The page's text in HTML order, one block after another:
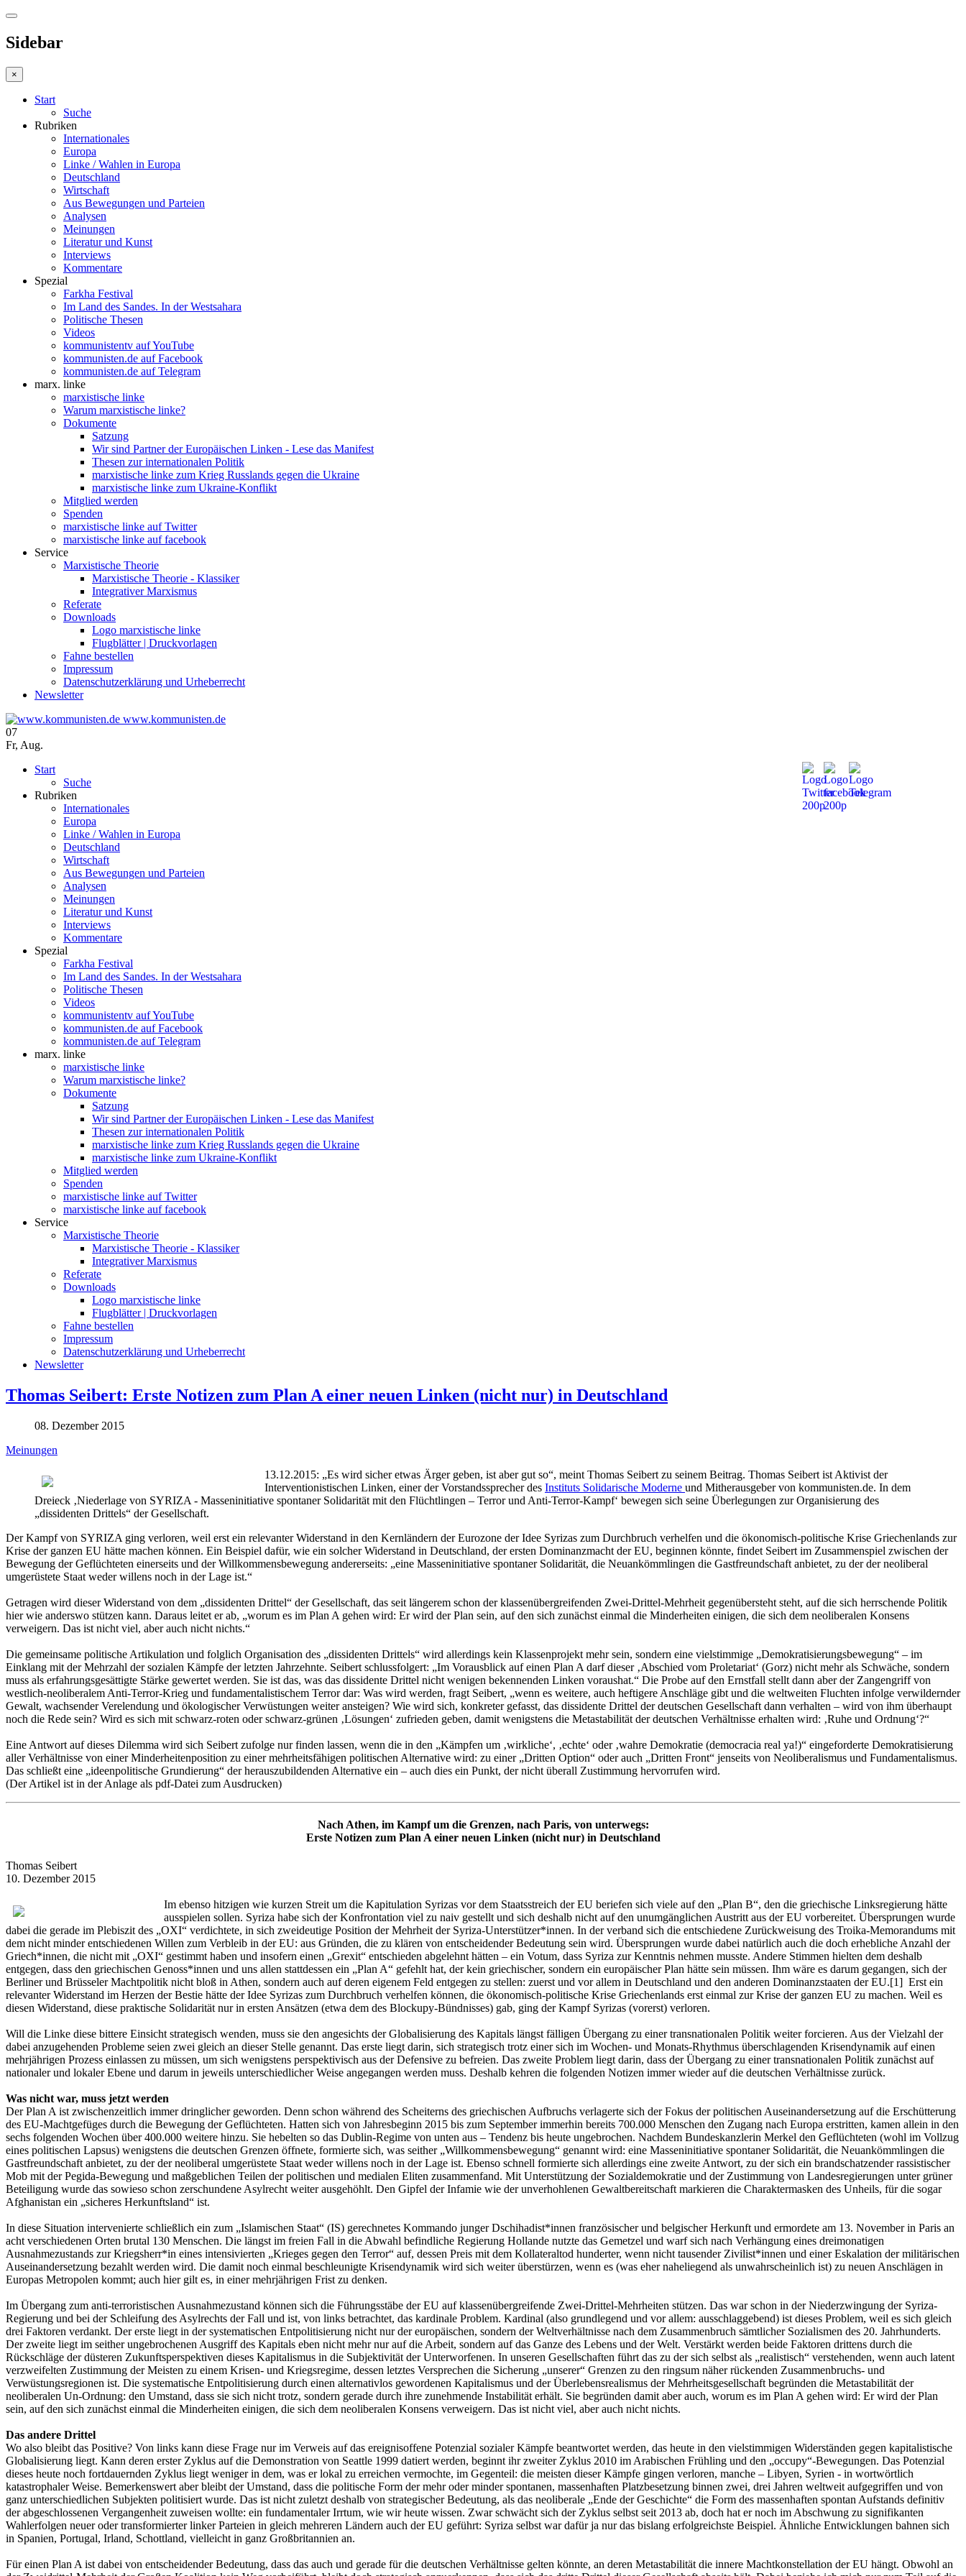
Sidebar
×
Start
Suche
Rubriken
Internationales
Europa
Linke / Wahlen in Europa
Deutschland
Wirtschaft
Aus Bewegungen und Parteien
Analysen
Meinungen
Literatur und Kunst
Interviews
Kommentare
Spezial
Farkha Festival
Im Land des Sandes. In der Westsahara
Politische Thesen
Videos
kommunistentv auf YouTube
kommunisten.de auf Facebook
kommunisten.de auf Telegram
marx. linke
marxistische linke
Warum marxistische linke?
Dokumente
Satzung
Wir sind Partner der Europäischen Linken - Lese das Manifest
Thesen zur internationalen Politik
marxistische linke zum Krieg Russlands gegen die Ukraine
marxistische linke zum Ukraine-Konflikt
Mitglied werden
Spenden
marxistische linke auf Twitter
marxistische linke auf facebook
Service
Marxistische Theorie
Marxistische Theorie - Klassiker
Integrativer Marxismus
Referate
Downloads
Logo marxistische linke
Flugblätter | Druckvorlagen
Fahne bestellen
Impressum
Datenschutzerklärung und Urheberrecht
Newsletter
www.kommunisten.de
07
Fr, Aug.
Start
Suche
Rubriken
Internationales
Europa
Linke / Wahlen in Europa
Deutschland
Wirtschaft
Aus Bewegungen und Parteien
Analysen
Meinungen
Literatur und Kunst
Interviews
Kommentare
Spezial
Farkha Festival
Im Land des Sandes. In der Westsahara
Politische Thesen
Videos
kommunistentv auf YouTube
kommunisten.de auf Facebook
kommunisten.de auf Telegram
marx. linke
marxistische linke
Warum marxistische linke?
Dokumente
Satzung
Wir sind Partner der Europäischen Linken - Lese das Manifest
Thesen zur internationalen Politik
marxistische linke zum Krieg Russlands gegen die Ukraine
marxistische linke zum Ukraine-Konflikt
Mitglied werden
Spenden
marxistische linke auf Twitter
marxistische linke auf facebook
Service
Marxistische Theorie
Marxistische Theorie - Klassiker
Integrativer Marxismus
Referate
Downloads
Logo marxistische linke
Flugblätter | Druckvorlagen
Fahne bestellen
Impressum
Datenschutzerklärung und Urheberrecht
Newsletter
Thomas Seibert: Erste Notizen zum Plan A einer neuen Linken (nicht nur) in Deutschland
08. Dezember 2015
Meinungen
13.12.2015: „Es wird sicher etwas Ärger geben, ist aber gut so“, meint Thomas Seibert zu seinem Beitrag. Thomas Seibert ist Aktivist der
Interventionistischen Linken, einer der Vorstandssprecher des Instituts Solidarische Moderne und Mitherausgeber von kommunisten.de. In dem
Dreieck ‚Niederlage von SYRIZA - Masseninitiative spontaner Solidarität mit den Flüchtlingen – Terror und Anti-Terror-Kampf‘ bewegen sich seine Überlegungen zur Organisierung des
„dissidenten Drittels“ der Gesellschaft.
Der Kampf von SYRIZA ging verloren, weil erst ein relevanter Widerstand in den Kernländern der Eurozone der Idee Syrizas zum Durchbruch verhelfen und die ökonomisch-politische Krise Griechenlands zur
Krise der ganzen EU hätte machen können. Ein Beispiel dafür, wie ein solcher Widerstand in Deutschland, der ersten Dominanzmacht der EU, beginnen könnte, findet Seibert im Zusammenspiel zwischen der
Bewegung der Geflüchteten einerseits und der Willkommensbewegung andererseits: „eine Masseninitiative spontaner Solidarität, die Neuankömmlingen die Gastfreundschaft anbietet, zu der der neoliberal
umgerüstete Staat weder willens noch in der Lage ist.“
Getragen wird dieser Widerstand von dem „dissidenten Drittel“ der Gesellschaft, das seit längerem schon der klassenübergreifenden Zwei-Drittel-Mehrheit gegenübersteht steht, auf die sich herrschende Politik
hier wie anderswo stützen kann. Daraus leitet er ab, „worum es im Plan A gehen wird: Er wird der Plan sein, auf den sich zunächst einmal die Minderheiten einigen, die sich dem neoliberalen Konsens
verweigern. Das ist nicht viel, aber auch nicht nichts.“
Die gemeinsame politische Artikulation und folglich Organisation des „dissidenten Drittels“ wird allerdings kein Klassenprojekt mehr sein, sondern eine vielstimmige „Demokratisierungsbewegung“ – im
Einklang mit der Mehrzahl der sozialen Kämpfe der letzten Jahrzehnte. Seibert schlussfolgert: „Im Vorausblick auf einen Plan A darf dieser ‚Abschied vom Proletariat‘ (Gorz) nicht mehr als Schwäche, sondern
muss als erfahrungsgesättigte Stärke gewertet werden. Sie ist das, was das dissidente Drittel nicht wenigen bekennenden Linken voraushat.“ Die Probe auf den Ernstfall stellt dann aber der Zangengriff von
westlich-neoliberalem Anti-Terror-Krieg und fundamentalistischem Terror dar: Was wird werden, fragt Seibert, „wenn es weitere, auch heftigere Anschläge gibt und die weltweiten Fluchten infolge verwildernder
Gewalt, wachsender Verelendung und ökologischer Verwüstungen weiter ansteigen? Wie wird sich, konkreter gefasst, das dissidente Drittel der deutschen Gesellschaft dann verhalten – wird von ihm überhaupt
noch die Rede sein? Wird es sich mit schwarz-roten oder schwarz-grünen ‚Lösungen‘ zufrieden geben, damit wenigstens die Metastabilität der deutschen Verhältnisse erhalten wird: ‚Ruhe und Ordnung‘?“
Eine Antwort auf dieses Dilemma wird sich Seibert zufolge nur finden lassen, wenn die in den „Kämpfen um ‚wirkliche‘, ‚echte‘ oder ‚wahre Demokratie (democracia real ya!)“ eingeforderte Demokratisierung
aller Verhältnisse von einer Minderheitenposition zu einer mehrheitsfähigen politischen Alternative wird: zu einer „Dritten Option“ oder auch „Dritten Front“ jenseits von Neoliberalismus und Fundamentalismus.
Das schließt eine „ideenpolitische Grundierung“ der herauszubildenden Alternative ein – auch dies ein Punkt, der nicht überall Zustimmung hervorrufen wird.
(Der Artikel ist in der Anlage als pdf-Datei zum Ausdrucken)
Nach Athen, im Kampf um die Grenzen, nach Paris, von unterwegs:
Erste Notizen zum Plan A einer neuen Linken (nicht nur) in Deutschland
Thomas Seibert
10. Dezember 2015
Im ebenso hitzigen wie kurzen Streit um die Kapitulation Syrizas vor dem Staatsstreich der EU beriefen sich viele auf den „Plan B“, den die griechische Linksregierung hätte
ausspielen sollen. Syriza habe sich der Konfrontation viel zu naiv gestellt und sich deshalb nicht auf den unumgänglichen Austritt aus der EU vorbereitet. Übersprungen wurde
dabei die gerade im Plebiszit des „OXI“ verdichtete, in sich zweideutige Position der Mehrheit der Syriza-Unterstützer*innen. In der verband sich die entschiedene Zurückweisung des Troika-Memorandums mit
dem nicht minder entschiedenen Willen zum Verbleib in der EU: aus Gründen, die zu klären von entscheidender Bedeutung sein wird. Übersprungen wurde dabei natürlich auch die doch erhebliche Anzahl der
Griech*innen, die nicht mit „OXI“ gestimmt haben und insofern einen „Grexit“ entschieden abgelehnt hätten – ein Votum, dass Syriza zur Kenntnis nehmen musste. Andere Stimmen hielten dem deshalb
entgegen, dass den griechischen Genoss*innen und uns allen stattdessen ein „Plan A“ gefehlt hat, der kein griechischer, sondern ein europäischer Plan hätte sein müssen. Ihm wäre es darum gegangen, sich der
Berliner und Brüsseler Machtpolitik nicht bloß in Athen, sondern auch auf deren eigenem Feld entgegen zu stellen: zuerst und vor allem in Deutschland und den anderen Dominanzstaaten der EU.[1] Erst ein
relevanter Widerstand im Herzen der Bestie hätte der Idee Syrizas zum Durchbruch verhelfen können, die ökonomisch-politische Krise Griechenlands erst einmal zur Krise der ganzen EU zu machen. Weil es
diesen Widerstand, diese praktische Solidarität nur in ersten Ansätzen (etwa dem des Blockupy-Bündnisses) gab, ging der Kampf Syrizas (vorerst) verloren.
Will die Linke diese bittere Einsicht strategisch wenden, muss sie den angesichts der Globalisierung des Kapitals längst fälligen Übergang zu einer transnationalen Politik weiter forcieren. Aus der Vielzahl der
dabei anzugehenden Probleme seien zwei gleich an dieser Stelle genannt. Das erste liegt darin, sich strategisch trotz einer sich im Wochen- und Monats-Rhythmus überschlagenden Krisendynamik auf einen
mehrjährigen Prozess einlassen zu müssen, um sich wenigstens perspektivisch aus der Defensive zu befreien. Das zweite Problem liegt darin, dass der Übergang zu einer transnationalen Politik zunächst auf
nationaler und lokaler Ebene und darum in jeweils unterschiedlicher Weise angegangen werden muss. Deshalb kehren die folgenden Notizen immer wieder auf die deutschen Verhältnisse zurück.
Was nicht war, muss jetzt werden
Der Plan A ist zwischenzeitlich immer dringlicher geworden. Denn schon während des Scheiterns des griechischen Aufbruchs verlagerte sich der Fokus der politischen Auseinandersetzung auf die Erschütterung
des EU-Machtgefüges durch die Bewegung der Geflüchteten. Hatten sich von Jahresbeginn 2015 bis zum September immerhin bereits 700.000 Menschen den Zugang nach Europa erstritten, kamen allein in den
sechs folgenden Wochen über 400.000 weitere hinzu. Sie hebelten so das Dublin-Regime von unten aus – Tendenz bis heute ungebrochen. Nachdem Bundeskanzlerin Merkel den Geflüchteten (wohl im Vollzug
eines politischen Lapsus) wenigstens die deutschen Grenzen öffnete, formierte sich, was seither „Willkommensbewegung“ genannt wird: eine Masseninitiative spontaner Solidarität, die Neuankömmlingen die
Gastfreundschaft anbietet, zu der der neoliberal umgerüstete Staat weder willens noch in der Lage ist. Ebenso schnell formierte sich allerdings eine zweite Antwort, zu der sich ein brandschatzender rassistischer
Mob mit der Pegida-Bewegung und maßgeblichen Teilen der politischen und medialen Eliten zusammenfand. Mit Unterstützung der Sozialdemokratie und der Zustimmung von Landesregierungen unter grüner
Beteiligung wurde das sowieso schon zerschundene Asylrecht weiter ausgehöhlt. Den Gipfel der Infamie wie der unverhohlenen Gewaltbereitschaft markieren die Charaktermasken des Unheils, für die sogar
Afghanistan ein „sicheres Herkunftsland“ ist.
In diese Situation intervenierte schließlich ein zum „Islamischen Staat“ (IS) gerechnetes Kommando junger Dschihadist*innen französischer und belgischer Herkunft und ermordete am 13. November in Paris an
acht verschiedenen Orten brutal 130 Menschen. Die längst im freien Fall in die Abwahl befindliche Regierung Hollande nutzte das Gemetzel und warf sich nach Verhängung eines dreimonatigen
Ausnahmezustands zur Kriegsherr*in eines intensivierten „Krieges gegen den Terror“ auf, dessen Preis mit dem Kollateraltod hunderter, wenn nicht tausender Zivilist*innen und einer Eskalation der militärischen
Auseinandersetzung bezahlt werden wird. Die damit noch einmal beschleunigte Krisendynamik wird sich weiter überstürzen, wenn es (was eher naheliegend als unwahrscheinlich ist) zu neuen Anschlägen in
Europas Metropolen kommt; auch hier gilt es, in einer mehrjährigen Frist zu denken.
Im Übergang zum anti-terroristischen Ausnahmezustand können sich die Führungsstäbe der EU auf klassenübergreifende Zwei-Drittel-Mehrheiten stützen. Das war schon in der Niederzwingung der Syriza-
Regierung und bei der Schleifung des Asylrechts der Fall und ist, von links betrachtet, das kardinale Problem. Kardinal (also grundlegend und vor allem: ausschlaggebend) ist dieses Problem, weil es sich gleich
drei Faktoren verdankt. Der erste liegt in der systematischen Entpolitisierung nicht nur der europäischen, sondern der Weltverhältnisse nach dem Zusammenbruch sämtlicher Sozialismen des 20. Jahrhunderts.
Der zweite liegt im seither ungebrochenen Ausgriff des Kapitals eben nicht mehr nur auf die Arbeit, sondern auf das Ganze des Lebens und der Welt. Verstärkt werden beide Faktoren drittens durch die
Rückschläge der düsteren Zukunftsperspektiven dieses Kapitalismus in die Subjektivität der Unterworfenen. In unseren Gesellschaften führt das zu der sich selbst als „realistisch“ verstehenden, wenn auch latent
verzweifelten Zustimmung der Meisten zu einem Krisen- und Kriegsregime, dessen letztes Versprechen die Sicherung „unserer“ Grenzen zu den ringsum näher rückenden Zusammenbruchs- und
Verwüstungsregionen ist. Die systematische Entpolitisierung durch einen alternativlos gewordenen Kapitalismus und der Überlebensrealismus der Mehrheitsgesellschaft begründen die Metastabilität der
neoliberalen Un-Ordnung: den Umstand, dass sie sich nicht trotz, sondern gerade durch ihre zunehmende Instabilität erhält. Sie begründen damit aber auch, worum es im Plan A gehen wird: Er wird der Plan
sein, auf den sich zunächst einmal die Minderheiten einigen, die sich dem neoliberalen Konsens verweigern. Das ist nicht viel, aber auch nicht nichts.
Das andere Drittel
Wo also bleibt das Positive? Von links kann diese Frage nur im Verweis auf das ereignisoffene Potenzial sozialer Kämpfe beantwortet werden, das heute in den vielstimmigen Widerständen gegen kapitalistische
Globalisierung liegt. Kann deren erster Zyklus auf die Demonstration von Seattle 1999 datiert werden, beginnt ihr zweiter Zyklus 2010 im Arabischen Frühling und den „occupy“-Bewegungen. Das Potenzial
dieses heute noch fortdauernden Zyklus liegt weniger in dem, was er lokal zu erreichen vermochte, im Gegenteil: die meisten dieser Kämpfe gingen verloren, manche – Libyen, Syrien - in wortwörtlich
katastrophaler Weise. Bemerkenswert aber bleibt der Umstand, dass die politische Form der mehr oder minder spontanen, massenhaften Platzbesetzung binnen zwei, drei Jahren weltweit aufgegriffen und von
ganz unterschiedlichen Subjekten politisiert wurde. Das ist nicht zuletzt deshalb von strategischer Bedeutung, als das neoliberale „Ende der Geschichte“ die Form des massenhaften spontan Aufstands definitiv
der abgeschlossenen Vergangenheit zuweisen wollte: ein fundamentaler Irrtum, wie wir heute wissen. Zwar schwächt sich der Zyklus selbst seit 2013 ab, doch hat er noch im Abschwung zu signifikanten
Wahlerfolgen neuer oder transformierter linker Parteien in gleich mehreren Ländern auch der EU geführt: Syriza selbst war dafür ja nur das bislang erfolgreichste Beispiel. Ähnliche Entwicklungen bahnen sich
in Spanien, Portugal, Irland, Schottland, vielleicht in ganz Großbritannien an.
Für einen Plan A ist dabei von entscheidender Bedeutung, dass das auch und gerade für die deutschen Verhältnisse gelten könnte, an deren Metastabilität die innere Machtkonstellation der EU hängt. Obwohl an